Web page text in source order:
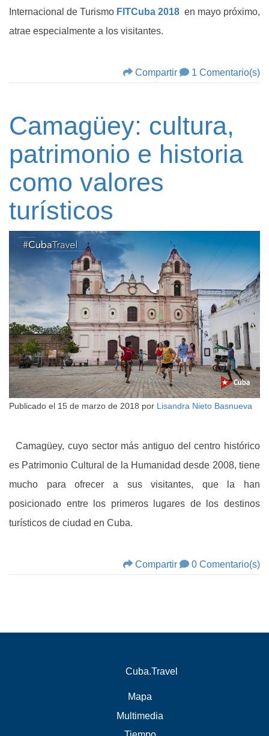
Internacional de Turismo FITCuba 2018 en mayo próximo,
atrae especialmente a los visitantes.
Compartir 1 Comentario(s)
Camagüey: cultura,
patrimonio e historia
como valores
turísticos
Publicado el 15 de marzo de 2018 por Lisandra Nieto Basnueva
Camagüey, cuyo sector más antiguo del centro histórico
es Patrimonio Cultural de la Humanidad desde 2008, tiene
mucho para ofrecer a sus visitantes, que la han
posicionado entre los primeros lugares de los destinos
turísticos de ciudad en Cuba.
Compartir 0 Comentario(s)
Cuba.Travel
Mapa
Multimedia